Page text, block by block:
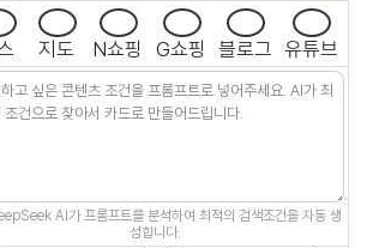
지도 N쇼핑 G쇼핑 블로그 유튜브
AI가 프롬프트를 분석하여 최적의 검색조건을 자동 생
성합니다.